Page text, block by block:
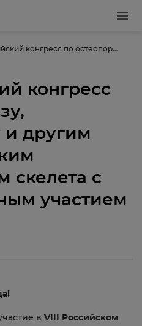
VIII Российский конгресс по остеопорозу, остеоартриту и другим метаболическим заболеваниям скелета с международным участием
конгресс
и другим
скелета с
участием
в VIII Российском